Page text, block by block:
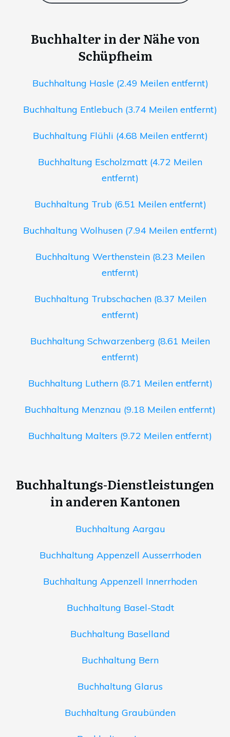
Buchhalter in der Nähe von
Schüpfheim
Buchhaltung Hasle (2.49 Meilen entfernt)
Buchhaltung Entlebuch (3.74 Meilen entfernt)
Buchhaltung Flühli (4.68 Meilen entfernt)
Buchhaltung Escholzmatt (4.72 Meilen
entfernt)
Buchhaltung Trub (6.51 Meilen entfernt)
Buchhaltung Wolhusen (7.94 Meilen entfernt)
Buchhaltung Werthenstein (8.23 Meilen
entfernt)
Buchhaltung Trubschachen (8.37 Meilen
entfernt)
Buchhaltung Schwarzenberg (8.61 Meilen
entfernt)
Buchhaltung Luthern (8.71 Meilen entfernt)
Buchhaltung Menznau (9.18 Meilen entfernt)
Buchhaltung Malters (9.72 Meilen entfernt)
Buchhaltungs-Dienstleistungen
in anderen Kantonen
Buchhaltung Aargau
Buchhaltung Appenzell Ausserrhoden
Buchhaltung Appenzell Innerrhoden
Buchhaltung Basel-Stadt
Buchhaltung Baselland
Buchhaltung Bern
Buchhaltung Glarus
Buchhaltung Graubünden